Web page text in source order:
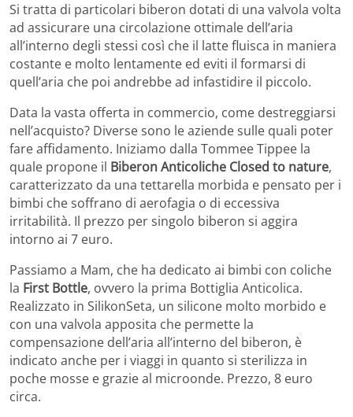
Si tratta di particolari biberon dotati di una valvola volta
ad assicurare una circolazione ottimale dell’aria
all’interno degli stessi così che il latte fluisca in maniera
costante e molto lentamente ed eviti il formarsi di
quell’aria che poi andrebbe ad infastidire il piccolo.
Data la vasta offerta in commercio, come destreggiarsi
nell’acquisto? Diverse sono le aziende sulle quali poter
fare affidamento. Iniziamo dalla Tommee Tippee la
quale propone il Biberon Anticoliche Closed to nature,
caratterizzato da una tettarella morbida e pensato per i
bimbi che soffrano di aerofagia o di eccessiva
irritabilità. Il prezzo per singolo biberon si aggira
intorno ai 7 euro.
Passiamo a Mam, che ha dedicato ai bimbi con coliche
la First Bottle, ovvero la prima Bottiglia Anticolica.
Realizzato in SilikonSeta, un silicone molto morbido e
con una valvola apposita che permette la
compensazione dell’aria all’interno del biberon, è
indicato anche per i viaggi in quanto si sterilizza in
poche mosse e grazie al microonde. Prezzo, 8 euro
circa.